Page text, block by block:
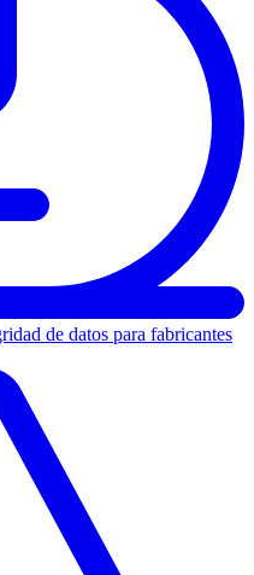
de datos para fabricantes